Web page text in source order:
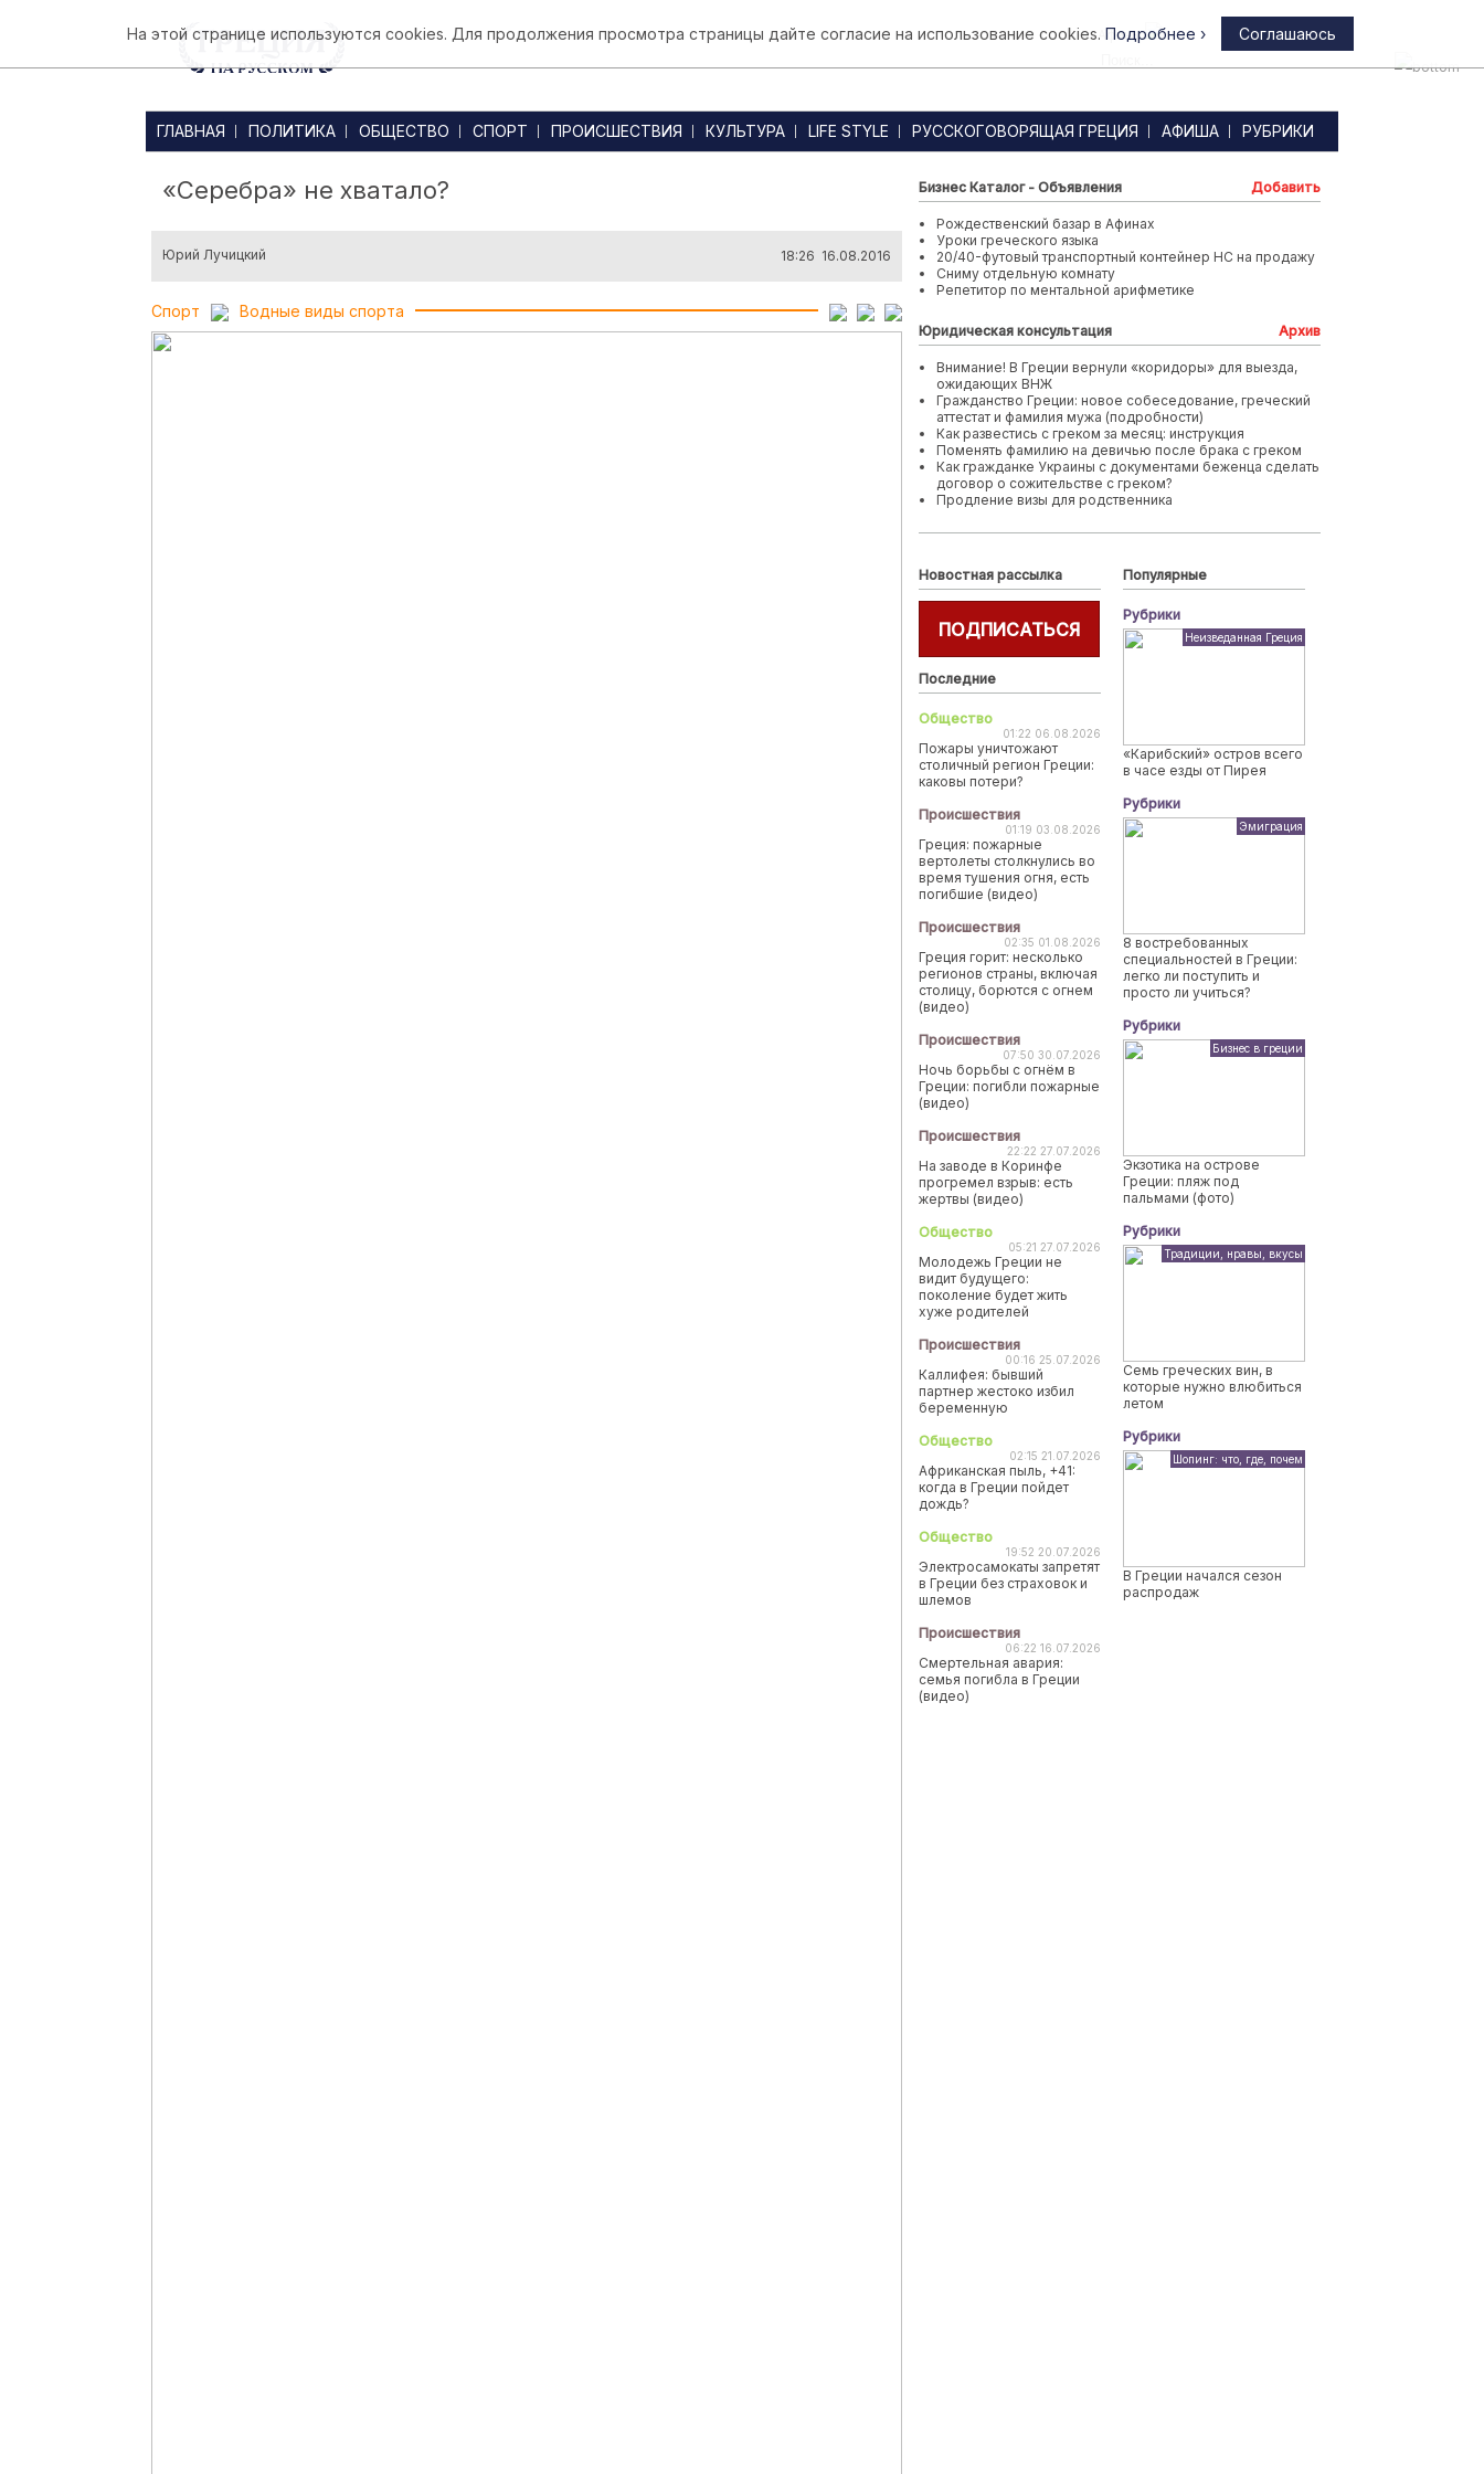
Афины
ГЛАВНАЯ ПОЛИТИКА ОБЩЕСТВО СПОРТ ПРОИСШЕСТВИЯ КУЛЬТУРА LIFE STYLE РУССКОГОВОРЯЩАЯ ГРЕЦИЯ АФИША РУБРИКИ
«Серебра» не хватало?
Юрий Лучицкий 18:26 16.08.2016
Спорт Водные виды спорта
Бизнес Каталог - Объявления Добавить
Рождественский базар в Афинах
Уроки греческого языка
20/40-футовый транспортный контейнер HC на продажу
Сниму отдельную комнату
Репетитор по ментальной арифметике
Юридическая консультация Архив
Внимание! В Греции вернули «коридоры» для выезда,
ожидающих ВНЖ
Гражданство Греции: новое собеседование, греческий
аттестат и фамилия мужа (подробности)
Как развестись с греком за месяц: инструкция
Поменять фамилию на девичью после брака с греком
Как гражданке Украины с документами беженца сделать
договор о сожительстве с греком?
Продление визы для родственника
Новостная рассылка
ПОДПИСАТЬСЯ
Последние
Общество
01:22 06.08.2026
Пожары уничтожают
столичный регион Греции:
каковы потери?
Происшествия
01:19 03.08.2026
Греция: пожарные
вертолеты столкнулись во
время тушения огня, есть
погибшие (видео)
Происшествия
02:35 01.08.2026
Греция горит: несколько
регионов страны, включая
столицу, борются с огнем
(видео)
Происшествия
07:50 30.07.2026
Ночь борьбы с огнём в
Греции: погибли пожарные
(видео)
Происшествия
22:22 27.07.2026
На заводе в Коринфе
прогремел взрыв: есть
жертвы (видео)
Общество
05:21 27.07.2026
Молодежь Греции не
видит будущего:
поколение будет жить
хуже родителей
Происшествия
00:16 25.07.2026
Каллифея: бывший
партнер жестоко избил
беременную
Общество
02:15 21.07.2026
Африканская пыль, +41:
когда в Греции пойдет
дождь?
Общество
19:52 20.07.2026
Электросамокаты запретят
в Греции без страховок и
шлемов
Происшествия
06:22 16.07.2026
Смертельная авария:
семья погибла в Греции
(видео)
Популярные
Рубрики
Неизведанная Греция
«Карибский» остров всего
в часе езды от Пирея
Рубрики
Эмиграция
8 востребованных
специальностей в Греции:
легко ли поступить и
просто ли учиться?
Рубрики
Бизнес в греции
Экзотика на острове
Греции: пляж под
пальмами (фото)
Рубрики
Традиции, нравы, вкусы
Семь греческих вин, в
которые нужно влюбиться
летом
Рубрики
Шопинг: что, где, почем
В Греции начался сезон
распродаж
На этой странице используются cookies. Для продолжения просмотра страницы дайте согласие на использование cookies. Подробнее › Соглашаюсь